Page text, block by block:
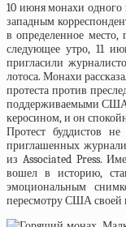
10 июня монахи одного
западным
в определенное место,
следующее утро, 11
пригласили
лотоса. Монахи
протеста против
поддерживаемыми
керосином, и он
Протест буддистов
приглашенных
из Associated Press.
вошел в историю,
эмоциональным
пересмотру США своей